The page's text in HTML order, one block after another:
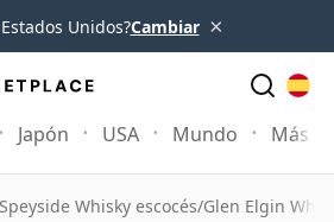
Unidos?Cambiar ×
Japón USA Mundo Más
Speyside Whisky escocés/Glen Elgin